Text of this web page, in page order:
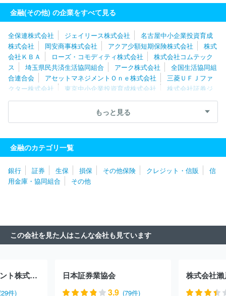
Ｊファクター株式会社
大和アセットマネジメント株式会社
日産
東京販売株式会社
伊藤忠リート・マネジメント株式会社
社山田再生系債権回収総合事務所
アクリーティブ株式会社
フリ
ージアトレーディング株式会社
金融(その他) の企業をすべて見る
全保連株式会社 ジェイリース株式会社
名古屋中小企業投資育成
株式会社
岡安商事株式会社 アクア少額短期保険株式会社
株式
会社ＫＢＡ
ローズ・コモディティ株式会社
株式会社コムテック
ス
埼玉県民共済生活協同組合 アーク株式会社
全国生活協同組
合連合会
アセットマネジメントＯｎｅ株式会社
三菱ＵＦＪファ
クター株式会社
東京中小企業投資育成株式会社
株式会社証券ジ
ャパン
岡藤商事株式会社
全国共済農業協同組合連合会（JA共
独立行政法人鉄道建設・運輸施設整備支援機構
ウイングア
ーク１ｓｔ株式会社
証券取引所
フォーシーズ株式会社 日本賃貸保証株式会社
豊ト
ラスティ証券株式会社
パン株式会社
エム・ユー・フロンティア債権回収株式会社
株式
会社外為どっとコム
株式会社やる気スイッチグループホールディン
ス株式会社
独立行政法人住宅金融支援機構
株式会社エスアンド
ピー
株式会社大和証券ビジネスセンター
フジトミ証券株式会社
東短ＩＣＡＰ株式会社
株式会社Ｃ＆Ｉ Ｈｏｌｄｉｎｇｓ
明治
ガン・スタンレーＰＢ証券株式会社
野村ア
セットマネジメント株式会社
株式会社イントラスト
さわかみ投
もっと見る
金融のカテゴリ一覧
銀行 証券 生保 損保 その他保険 クレジット・信販
信
用金庫・協同組合
その他
この会社を見た人はこんな会社も見ています
ＪＰビルマネジメント株式会社
件)
日本証券業協会
3.9 (79件)
株式会社